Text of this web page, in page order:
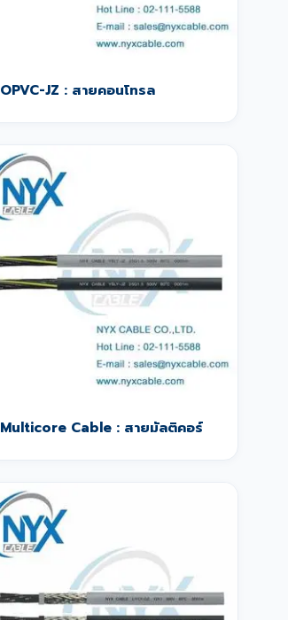
OPVC-JZ : สายคอนโทรล
Multicore Cable : สายมัลติคอร์